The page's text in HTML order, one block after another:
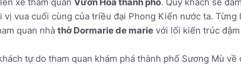
vị vua cuối cùng của triều đại Phong Kiến nước ta.
quan nhà thờ Dormarie de marie với lối kiến trúc
tự do tham quan khám phá thành phố Sương Mù về